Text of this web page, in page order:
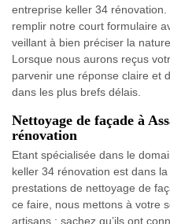
entreprise keller 34
remplir notre court formulaire
veillant à bien préciser la
Lorsque nous aurons reçus
parvenir une réponse claire et
dans les plus brefs délais.
Nettoyage de façade à
rénovation
Etant spécialisée dans le
keller 34 rénovation est dans
prestations de nettoyage de
ce faire, nous mettons à votre
artisans ; sachez qu’ils ont